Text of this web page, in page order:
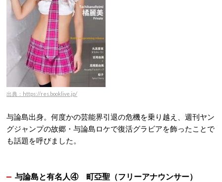
出典：https://res.booklive.jp/
与論島出身。何度かの芸能界引退の危機を乗り越え、週刊ヤン
グジャンプの故郷・与論島ロケで復活グラビアを飾ったことで
も話題を呼びました 。
与論島と有名人④ 町亞聖（フリーアナウンサー）